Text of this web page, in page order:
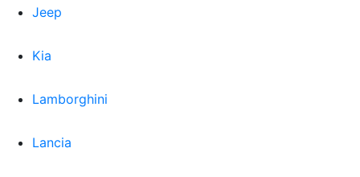
Jeep
Kia
Lamborghini
Lancia